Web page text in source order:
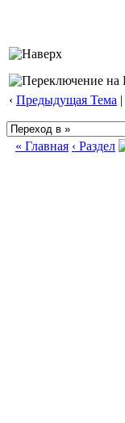
‹ Предыдущая Тема |
« Главная ‹ Раздел